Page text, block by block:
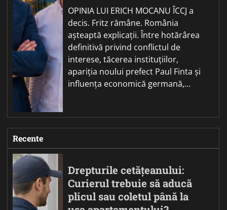
OPINIA LUI ERICH MOCANU ÎCCJ a
decis. Fritz rămâne. România
așteaptă explicații. Între hotărârea
definitivă privind conflictul de
interese, tăcerea instituțiilor,
apariția noului prefect Paul Finta și
influența economică germană,…
Recente
Drepturile cetățeanului:
Curierul trebuie să aducă
plicul sau coletul până la